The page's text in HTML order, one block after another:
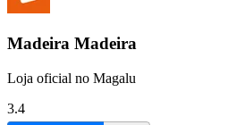
Madeira Madeira
Loja oficial no Magalu
3.4